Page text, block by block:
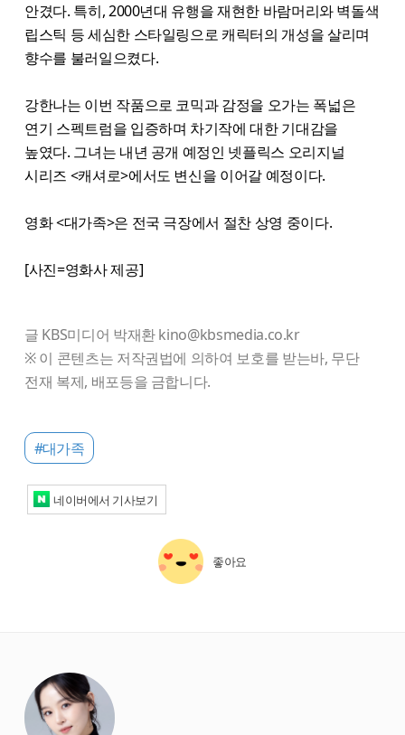
안겼다. 특히, 2000년대 유행을 재현한 바람머리와 벽돌색
립스틱 등 세심한 스타일링으로 캐릭터의 개성을 살리며
향수를 불러일으켰다.
강한나는 이번 작품으로 코믹과 감정을 오가는 폭넓은
연기 스펙트럼을 입증하며 차기작에 대한 기대감을
높였다. 그녀는 내년 공개 예정인 넷플릭스 오리지널
시리즈 <캐셔로>에서도 변신을 이어갈 예정이다.
영화 <대가족>은 전국 극장에서 절찬 상영 중이다.
[사진=영화사 제공]
글 KBS미디어 박재환 kino@kbsmedia.co.kr
※ 이 콘텐츠는 저작권법에 의하여 보호를 받는바, 무단
전재 복제, 배포등을 금합니다.
#대가족
네이버에서 기사보기
좋아요